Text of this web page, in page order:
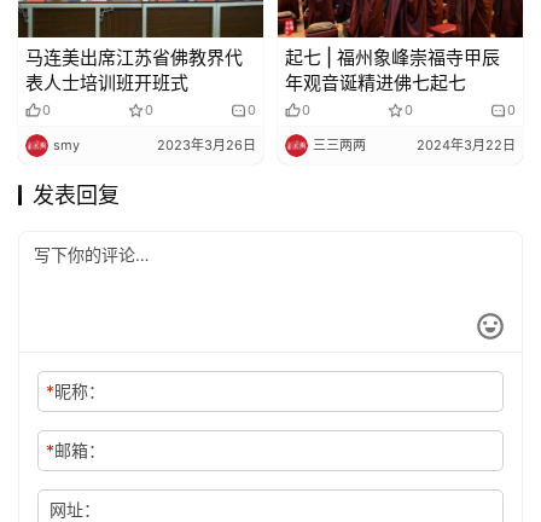
马连美出席江苏省佛教界代
表人士培训班开班式
0 0 0
smy 2023年3月26日
起七 | 福州象峰崇福寺甲辰
年观音诞精进佛七起七
0 0 0
三三两两 2024年3月22日
发表回复
*昵称：
*邮箱：
网址：